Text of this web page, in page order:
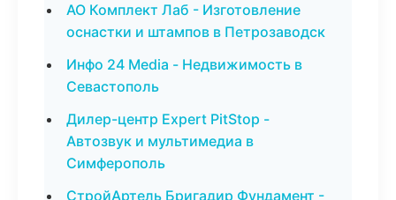
АО Комплект Лаб - Изготовление
оснастки и штампов в Петрозаводск
Инфо 24 Media - Недвижимость в
Севастополь
Дилер-центр Expert PitStop -
Автозвук и мультимедиа в
Симферополь
СтройАртель Бригадир Фундамент -